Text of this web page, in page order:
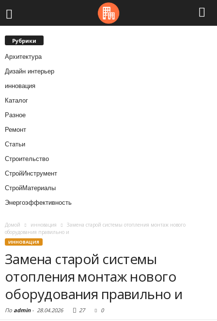
Рубрики
Архитектура
Дизайн интерьер
инновация
Каталог
Разное
Ремонт
Статьи
Строительство
СтройИнструмент
СтройМатериалы
Энергоэффективность
Домой инновация
Замена старой системы отопления монтаж нового
оборудования правильно и
ИННОВАЦИЯ
Замена старой системы
отопления монтаж нового
оборудования правильно и
По admin- 28.04.2026 27 0